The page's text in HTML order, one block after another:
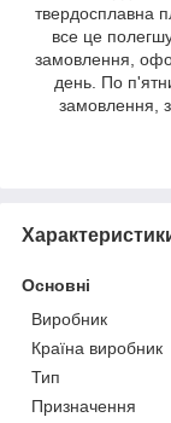
твердосплавна
все це
замовлення,
день. По
замовлення,
Основні
Виробник
Країна виробник
Тип
Призначення